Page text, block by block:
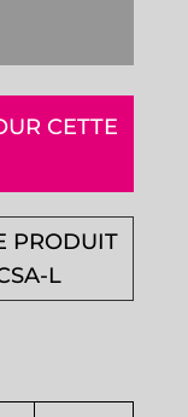
CETTE
PRODUIT
L